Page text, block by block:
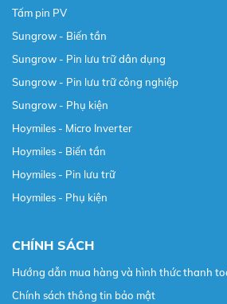
Tấm pin PV
Sungrow - Biến tần
Sungrow - Pin lưu trữ dân dụng
Sungrow - Pin lưu trữ công nghiệp
Sungrow - Phụ kiện
Hoymiles - Micro Inverter
Hoymiles - Biến tần
Hoymiles - Pin lưu trữ
Hoymiles - Phụ kiện
CHÍNH SÁCH
Hướng dẫn mua hàng và hình thức thanh
Chính sách thông tin bảo mật